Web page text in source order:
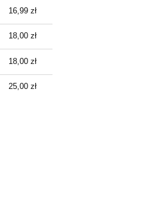
16,99 zł
18,00 zł
18,00 zł
25,00 zł